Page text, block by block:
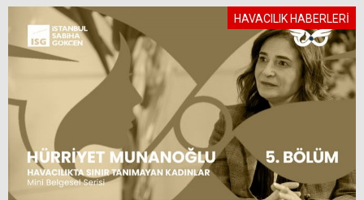
HAVACILIK HABERLERİ